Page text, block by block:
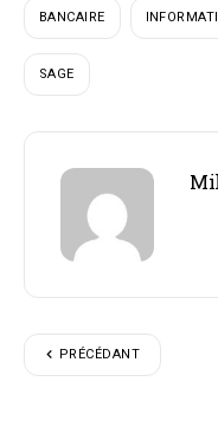
BANCAIRE
SAGE
PRÉCÉDANT